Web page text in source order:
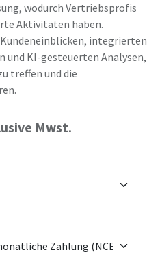
wodurch Vertriebsprofis
Aktivitäten haben.
integrierten
und KI-gesteuerten Analysen,
treffen und die
Mwst.